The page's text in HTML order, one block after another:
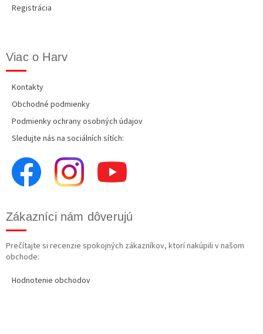
Registrácia
Viac o Harv
Kontakty
Obchodné podmienky
Podmienky ochrany osobných údajov
Sledujte nás na sociálních sítích:
Zákazníci nám dôverujú
Prečítajte si recenzie spokojných zákazníkov, ktorí nakúpili v našom
obchode:
Hodnotenie obchodov